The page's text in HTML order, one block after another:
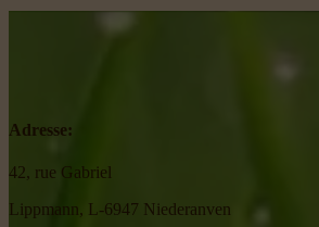
Adresse:
42, rue Gabriel
Lippmann, L-6947 Niederanven